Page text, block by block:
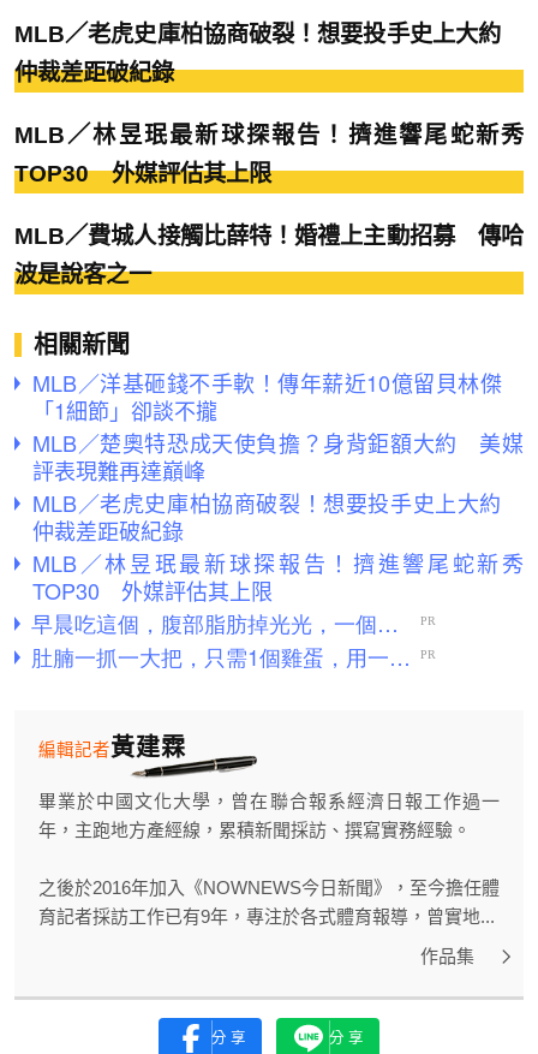
MLB／老虎史庫柏協商破裂！想要投手史上大約
仲裁差距破紀錄
MLB／林昱珉最新球探報告！擠進響尾蛇新秀
TOP30 外媒評估其上限
MLB／費城人接觸比薛特！婚禮上主動招募 傳哈
波是說客之一
相關新聞
MLB／洋基砸錢不手軟！傳年薪近10億留貝林傑
「1細節」卻談不攏
MLB／楚奧特恐成天使負擔？身背鉅額大約 美媒
評表現難再達巔峰
MLB／老虎史庫柏協商破裂！想要投手史上大約
仲裁差距破紀錄
MLB／林昱珉最新球探報告！擠進響尾蛇新秀
TOP30 外媒評估其上限
黃建霖
編輯記者
畢業於中國文化大學，曾在聯合報系經濟日報工作過一
年，主跑地方產經線，累積新聞採訪、撰寫實務經驗。
之後於2016年加入《NOWNEWS今日新聞》，至今擔任體
育記者採訪工作已有9年，專注於各式體育報導，曾實地...
作品集
分享 分享